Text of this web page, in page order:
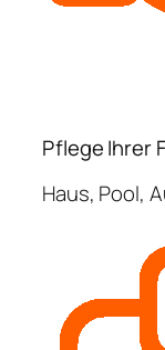
Pflege Ihrer
Haus, Pool,